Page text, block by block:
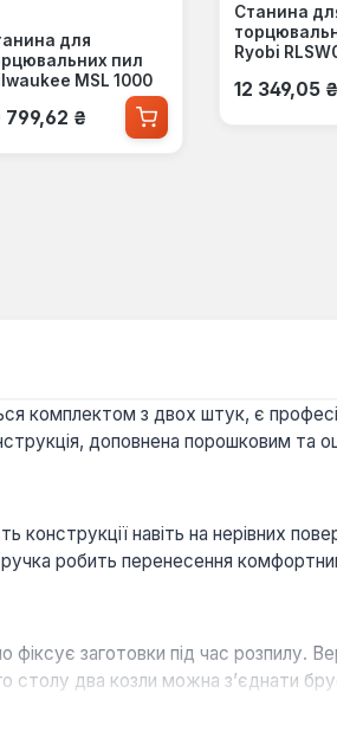
для
пил
MSL 1000
ціна:
799,62 ₴
Станина
Ryobi
Звичайна
12 349,05 ₴
комплектом з двох штук, є
доповнена порошковим та
конструкції навіть на нерівних
робить перенесення
заготовки під час розпилу.
столу два козли можна з’єднати